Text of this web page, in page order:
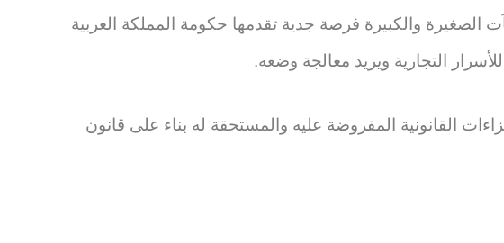
الصغيرة والكبيرة فرصة جدية تقدمها حكومة المملكة العربية
التجارية ويريد معالجة وضعه.
القانونية المفروضة عليه والمستحقة له بناء على قانون